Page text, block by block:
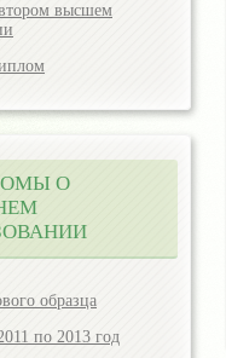
высшем
О
образца
по 2013 год